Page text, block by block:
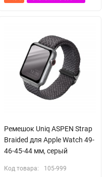
Ремешок Uniq ASPEN Strap
Braided для Apple Watch 49-
46-45-44 мм, серый
Код товара: 105-999